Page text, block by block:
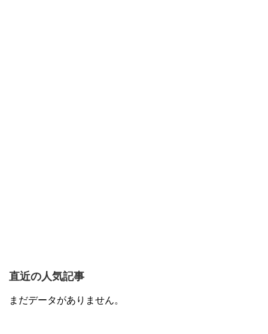
直近の人気記事
まだデータがありません。